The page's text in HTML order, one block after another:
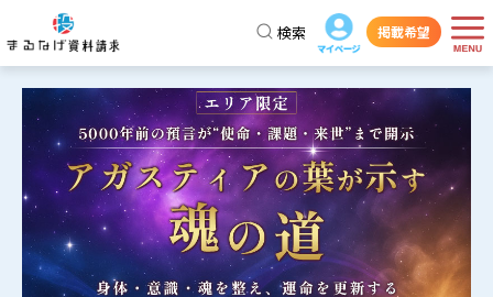
掲載希望
検索